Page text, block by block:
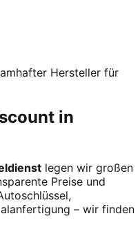
Hersteller für
in
legen wir großen
Preise und
– wir finden